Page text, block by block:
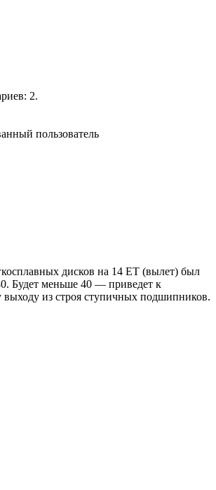
2.
дисков на 14 ET (вылет) был
Будет меньше 40 — приведет к
из строя ступичных подшипников.